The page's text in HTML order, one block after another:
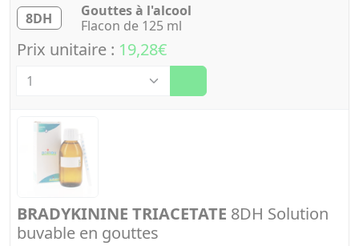
8DH
Gouttes à l'alcool
Flacon de 125 ml
Prix unitaire : 19,28€
BRADYKININE TRIACETATE 8DH Solution
buvable en gouttes